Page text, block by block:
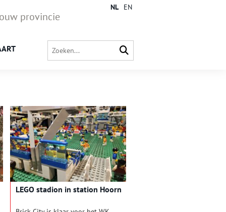
provincie
NL EN
LEGO stadion in station Hoorn